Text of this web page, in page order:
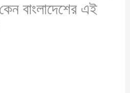
বাংলাদেশের এই